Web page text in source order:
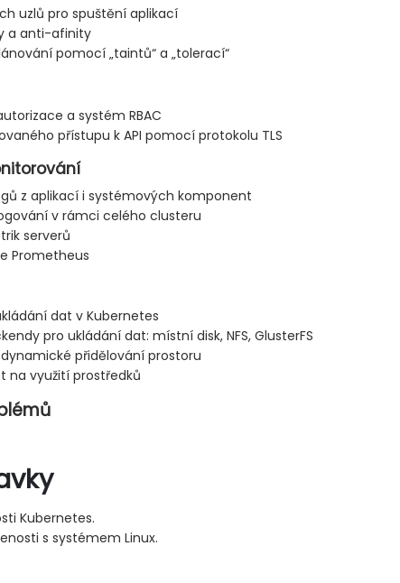
uzlů pro spuštění aplikací
a anti-afinity
pomocí „taintů“ a „tolerací“
a systém RBAC
přístupu k API pomocí protokolu TLS
z aplikací i systémových komponent
v rámci celého clusteru
serverů
Prometheus
dat v Kubernetes
pro ukládání dat: místní disk, NFS, GlusterFS
přidělování prostoru
na využití prostředků
Kubernetes.
s systémem Linux.